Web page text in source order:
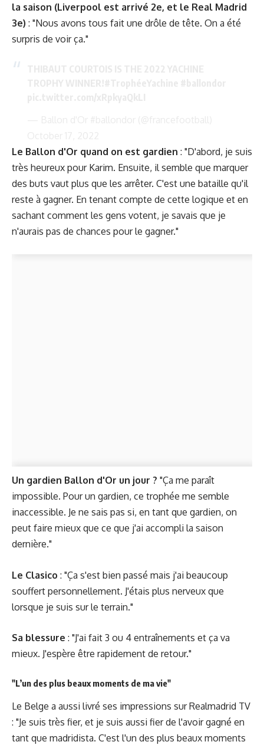
la saison (Liverpool est arrivé 2e, et le Real Madrid
3e) : "Nous avons tous fait une drôle de tête. On a été
surpris de voir ça."
Le Ballon d'Or quand on est gardien : "D'abord, je suis
très heureux pour Karim. Ensuite, il semble que marquer
des buts vaut plus que les arrêter. C'est une bataille qu'il
reste à gagner. En tenant compte de cette logique et en
sachant comment les gens votent, je savais que je
n'aurais pas de chances pour le gagner."
Un gardien Ballon d'Or un jour ? "Ça me paraît
impossible. Pour un gardien, ce trophée me semble
inaccessible. Je ne sais pas si, en tant que gardien, on
peut faire mieux que ce que j'ai accompli la saison
dernière."
Le Clasico : "Ça s'est bien passé mais j'ai beaucoup
souffert personnellement. J'étais plus nerveux que
lorsque je suis sur le terrain."
Sa blessure : "J'ai fait 3 ou 4 entraînements et ça va
mieux. J'espère être rapidement de retour."
"L’un des plus beaux moments de ma vie"
Le Belge a aussi livré ses impressions surRealmadrid TV
: "Je suis très fier, et je suis aussi fier de l'avoir gagné en
tant que madridista. C'est l'un des plus beaux moments